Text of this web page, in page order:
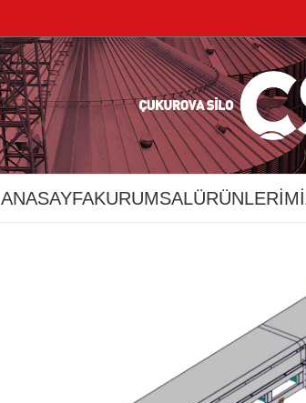
ANASAYFAKURUMSAL